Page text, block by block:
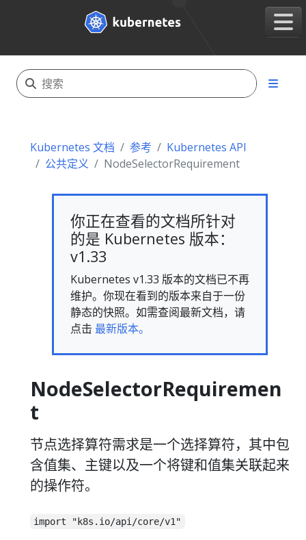
Kubernetes 文档 参考
Kubernetes API
公共定义
NodeSelectorRequirement
你正在查看的文档所针对
的是 Kubernetes 版本：
v1.33
Kubernetes v1.33 版本的文档已不再
维护。你现在看到的版本来自于一份
静态的快照。如需查阅最新文档，请
点击 最新版本。
NodeSelectorRequiremen
t
节点选择算符需求是一个选择算符，其中包
含值集、主键以及一个将键和值集关联起来
的操作符。
import "k8s.io/api/core/v1"